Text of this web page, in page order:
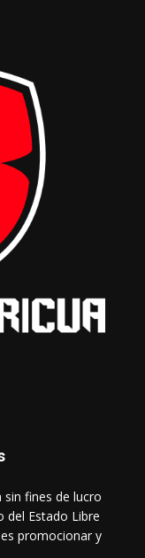
sin fines de lucro
del Estado Libre
promocionar y